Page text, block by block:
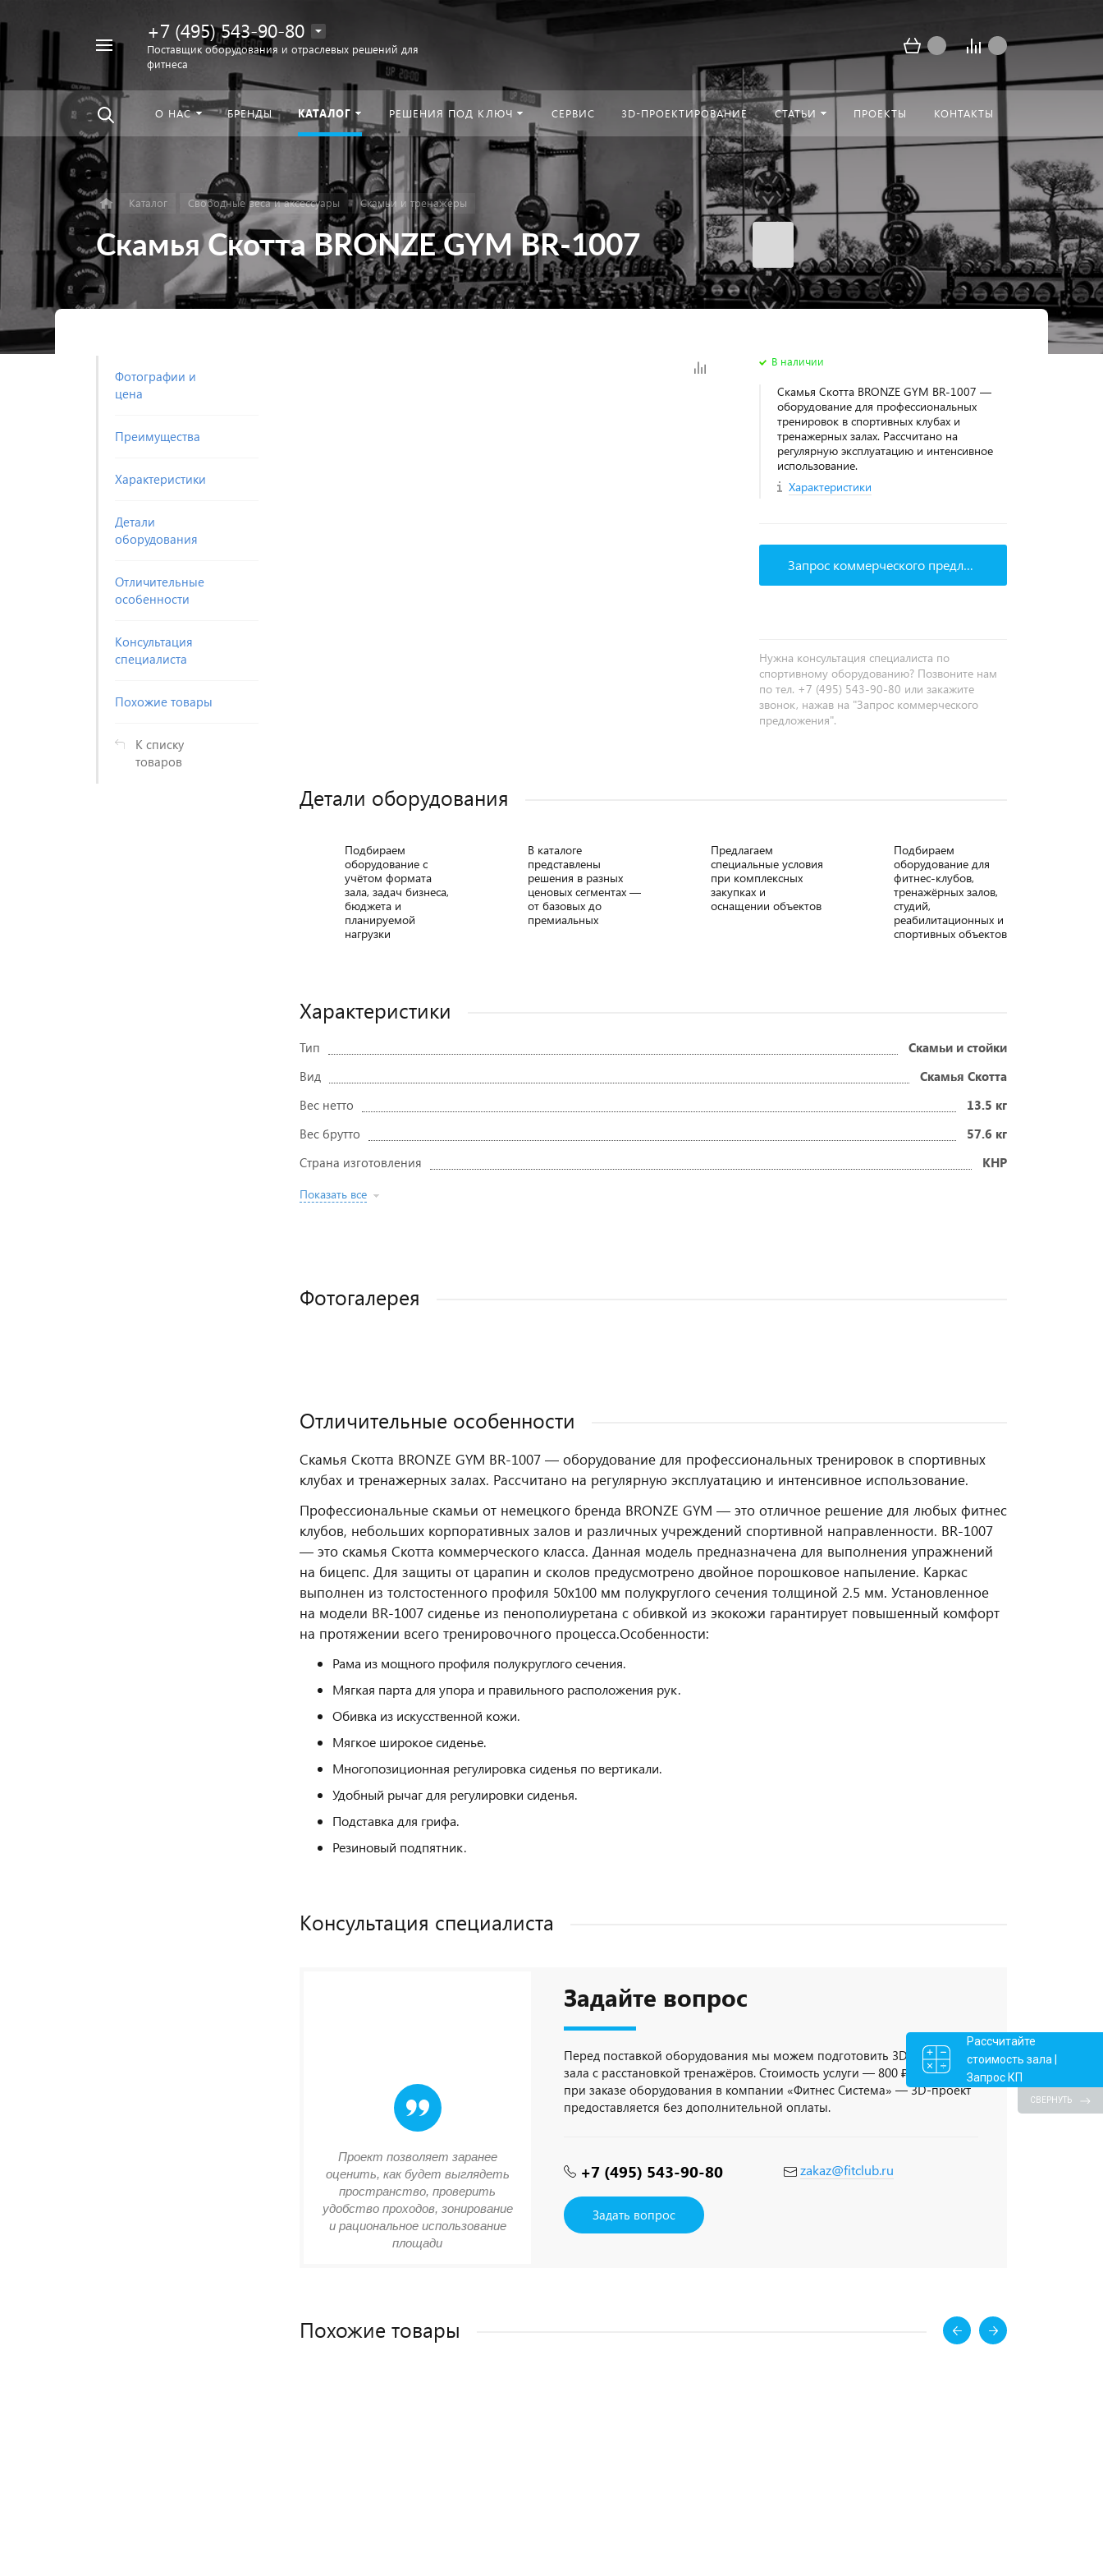
дорожка
+7 (495) 543-90-80
Поставщик оборудования и отраслевых решений для
фитнеса
О НАС БРЕНДЫ КАТАЛОГ РЕШЕНИЯ ПОД КЛЮЧ СЕРВИС 3D-ПРОЕКТИРОВАНИЕ СТАТЬИ ПРОЕКТЫ КОНТАКТЫ
Каталог Свободные веса и аксессуары Скамьи и тренажеры
Скамья Скотта BRONZE GYM BR-1007
Фотографии и
цена
Преимущества
Характеристики
Детали
оборудования
Отличительные
особенности
Консультация
специалиста
Похожие товары
К списку
товаров
В наличии
Скамья Скотта BRONZE GYM BR-1007 —
оборудование для профессиональных
тренировок в спортивных клубах и
тренажерных залах. Рассчитано на
регулярную эксплуатацию и интенсивное
использование.
Характеристики
Запрос коммерческого предложения
Нужна консультация специалиста по
спортивному оборудованию? Позвоните нам
по тел. +7 (495) 543-90-80 или закажите
звонок, нажав на "Запрос коммерческого
предложения".
Детали оборудования
Подбираем
оборудование с
учётом формата
зала, задач бизнеса,
бюджета и
планируемой
нагрузки
В каталоге
представлены
решения в разных
ценовых сегментах —
от базовых до
премиальных
Предлагаем
специальные условия
при комплексных
закупках и
оснащении объектов
Подбираем
оборудование для
фитнес-клубов,
тренажёрных залов,
студий,
реабилитационных и
спортивных объектов
Характеристики
Тип
Скамьи и стойки
Вид
Скамья Скотта
Вес нетто
13.5 кг
Вес брутто
57.6 кг
Страна изготовления
КНР
Показать все
Фотогалерея
Отличительные особенности
Скамья Скотта BRONZE GYM BR-1007 — оборудование для профессиональных тренировок в спортивных
клубах и тренажерных залах. Рассчитано на регулярную эксплуатацию и интенсивное использование.
Профессиональные скамьи от немецкого бренда BRONZE GYM — это отличное решение для любых фитнес
клубов, небольших корпоративных залов и различных учреждений спортивной направленности. BR-1007
— это скамья Скотта коммерческого класса. Данная модель предназначена для выполнения упражнений
на бицепс. Для защиты от царапин и сколов предусмотрено двойное порошковое напыление. Каркас
выполнен из толстостенного профиля 50х100 мм полукруглого сечения толщиной 2.5 мм. Установленное
на модели BR-1007 сиденье из пенополиуретана с обивкой из экокожи гарантирует повышенный комфорт
на протяжении всего тренировочного процесса.Особенности:
Рама из мощного профиля полукруглого сечения.
Мягкая парта для упора и правильного расположения рук.
Обивка из искусственной кожи.
Мягкое широкое сиденье.
Многопозиционная регулировка сиденья по вертикали.
Удобный рычаг для регулировки сиденья.
Подставка для грифа.
Резиновый подпятник.
Консультация специалиста
Задайте вопрос
Перед поставкой оборудования мы можем подготовить 3D-проект
зала с расстановкой тренажёров. Стоимость услуги — 800 ₽/кв.метр,
при заказе оборудования в компании «Фитнес Система» — 3D-проект
предоставляется без дополнительной оплаты.
+7 (495) 543-90-80 zakaz@fitclub.ru
Задать вопрос
Проект позволяет заранее
оценить, как будет выглядеть
пространство, проверить
удобство проходов, зонирование
и рациональное использование
площади
Похожие товары
Рассчитайте
стоимость зала |
Запрос КП
СВЕРНУТЬ